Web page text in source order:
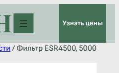
Узнать цены
/ Фильтр ESR4500, 5000